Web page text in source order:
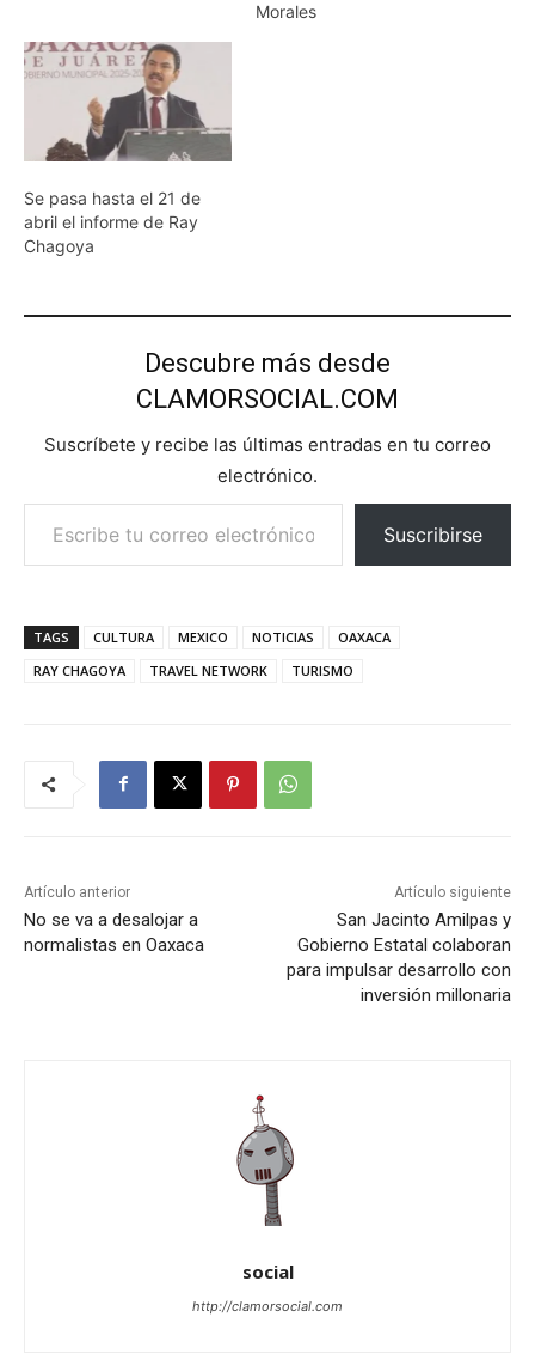
Morales
Se pasa hasta el 21 de
abril el informe de Ray
Chagoya
Descubre más desde
CLAMORSOCIAL.COM
Suscríbete y recibe las últimas entradas en tu correo
electrónico.
Escribe tu correo electrónico…
Suscribirse
TAGS CULTURA MEXICO NOTICIAS
OAXACA
RAY CHAGOYA
TRAVEL NETWORK TURISMO
Artículo anterior
No se va a desalojar a
normalistas en Oaxaca
Artículo siguiente
San Jacinto Amilpas y
Gobierno Estatal colaboran
para impulsar desarrollo con
inversión millonaria
social
http://clamorsocial.com